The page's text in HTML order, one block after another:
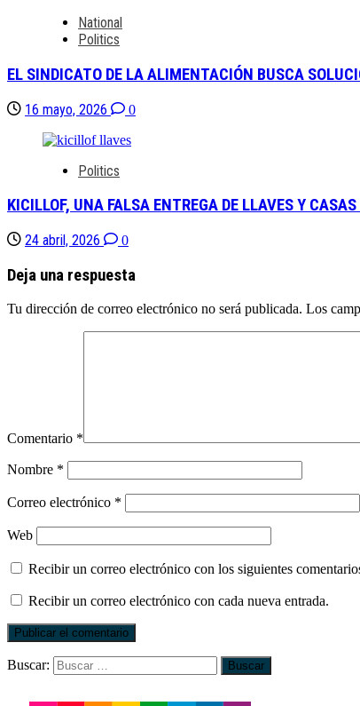
National
Politics
EL SINDICATO DE LA ALIMENTACIÓN BUSCA
16 mayo, 2026 0
Politics
KICILLOF, UNA FALSA ENTREGA DE LLAVES Y
24 abril, 2026 0
Deja una respuesta
Tu dirección de correo electrónico no será publicada. Los
Comentario *
Nombre *
Correo electrónico *
Web
Recibir un correo electrónico con los siguientes
Recibir un correo electrónico con cada nueva entrada.
Buscar: